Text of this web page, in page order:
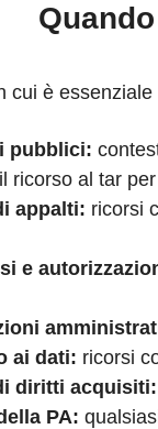
cui è
pubblici:
ricorso al tar
appalti: ricorsi
e
ai dati: ricorsi
diritti acquisiti:
PA: